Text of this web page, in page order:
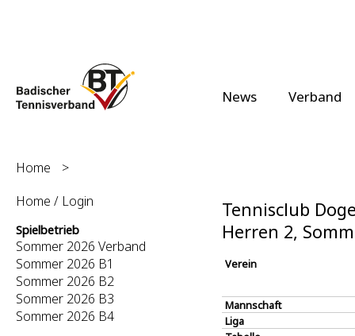
News Verband
Home
>
Home / Login
Spielbetrieb
Sommer 2026 Verband
Sommer 2026 B1
Sommer 2026 B2
Sommer 2026 B3
Sommer 2026 B4
Tennisclub
Herren 2,
Verein
Mannschaft
Liga